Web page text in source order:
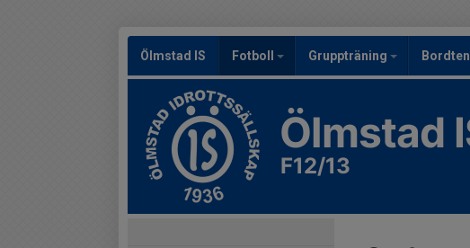
Ölmstad IS Fotboll Gruppträning
Ölmstad
F12/13